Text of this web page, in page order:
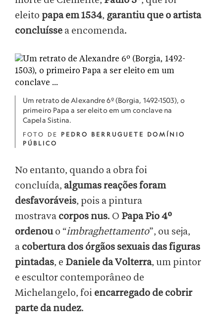
eleito papa em 1534, garantiu que o artista
concluísse a encomenda.
Um retrato de Alexandre 6º (Borgia, 1492-1503), o
primeiro Papa a ser eleito em um conclave na
Capela Sistina.
FOTO DE PEDRO BERRUGUETE DOMÍNIO
PÚBLICO
No entanto, quando a obra foi
concluída, algumas reações foram
desfavoráveis, pois a pintura
mostrava corpos nus. O Papa Pio 4º
ordenouo “imbraghettamento”, ou seja,
a cobertura dos órgãos sexuais das figuras
pintadas, e Daniele da Volterra, um pintor
e escultor contemporâneo de
Michelangelo, foi encarregado de cobrir
parte da nudez.